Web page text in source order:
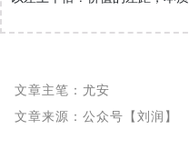
文章主笔：尤安
文章来源：公众号【刘润】